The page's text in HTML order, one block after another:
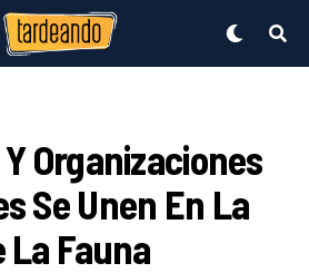
Organizaciones
Se Unen En La
La Fauna